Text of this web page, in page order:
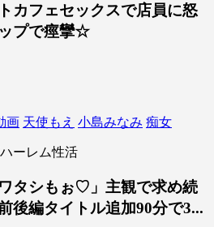
カフェセックスで店員に怒
プで痙攣☆
画 天使もえ 小島みなみ 痴女
ワタシもぉ♡」主観で求め続
後編タイトル追加90分で3...